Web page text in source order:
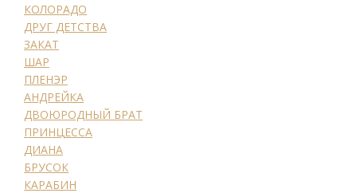
КОЛОРАДО
ДРУГ ДЕТСТВА
ЗАКАТ
ШАР
ПЛЕНЭР
АНДРЕЙКА
ДВОЮРОДНЫЙ БРАТ
ПРИНЦЕССА
ДИАНА
БРУСОК
КАРАБИН